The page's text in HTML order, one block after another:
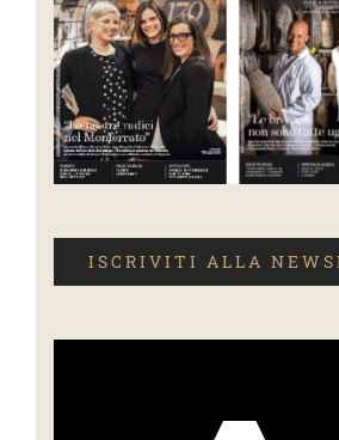
ISCRIVITI ALLA